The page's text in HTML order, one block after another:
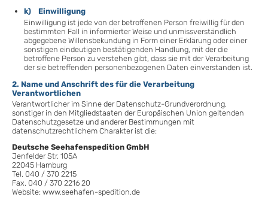
k) Einwilligung
Einwilligung ist jede von der betroffenen Person freiwillig für den
bestimmten Fall in informierter Weise und unmissverständlich
abgegebene Willensbekundung in Form einer Erklärung oder einer
sonstigen eindeutigen bestätigenden Handlung, mit der die
betroffene Person zu verstehen gibt, dass sie mit der Verarbeitung
der sie betreffenden personenbezogenen Daten einverstanden ist.
2. Name und Anschrift des für die Verarbeitung
Verantwortlichen
Verantwortlicher im Sinne der Datenschutz-Grundverordnung,
sonstiger in den Mitgliedstaaten der Europäischen Union geltenden
Datenschutzgesetze und anderer Bestimmungen mit
datenschutzrechtlichem Charakter ist die:
Deutsche Seehafenspedition GmbH
Jenfelder Str. 105A
22045 Hamburg
Tel. 040 / 370 2215
Fax. 040 / 370 2216 20
Website: www.seehafen-spedition.de